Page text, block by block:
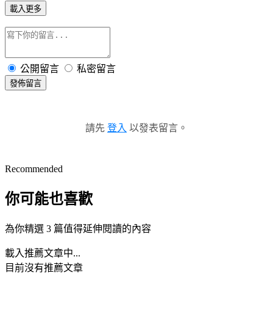
載入更多
公開留言 私密留言
發佈留言
請先 登入 以發表留言。
Recommended
你可能也喜歡
為你精選 3 篇值得延伸閱讀的內容
載入推薦文章中...
目前沒有推薦文章